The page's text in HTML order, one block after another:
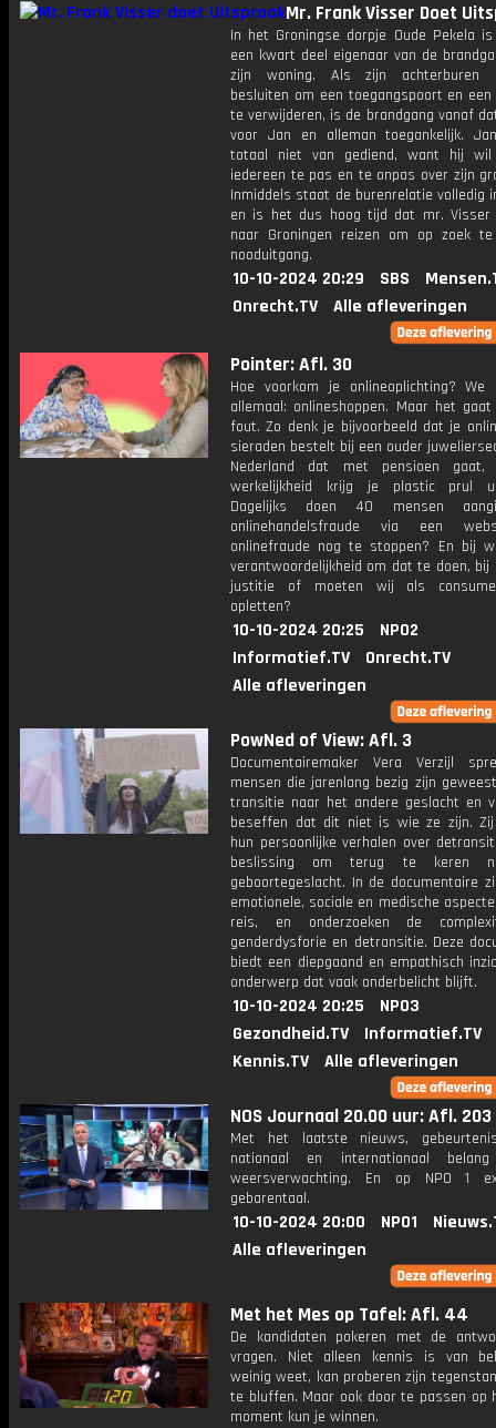
Mr. Frank Visser Doet
In het Groningse dorpje Oude Pekela
een kwart deel eigenaar van de
zijn woning. Als zijn achterburen
besluiten om een toegangspoort en
te verwijderen, is de brandgang vanaf
voor Jan en alleman toegankelijk.
totaal niet van gediend, want hij
iedereen te pas en te onpas over zijn
Inmiddels staat de burenrelatie volledig
en is het dus hoog tijd dat mr. Visser
naar Groningen reizen om op zoek
nooduitgang.
10-10-2024 20:29 SBS
Onrecht.TV
Alle afleveringen
Pointer: Afl. 30
Hoe voorkom je onlineoplichting? We
allemaal: onlineshoppen. Maar het
fout. Zo denk je bijvoorbeeld dat je
sieraden bestelt bij een ouder
Nederland dat met pensioen
werkelijkheid krijg je plastic prul
Dagelijks doen 40 mensen
onlinehandelsfraude via een
onlinefraude nog te stoppen? En bij
verantwoordelijkheid om dat te doen, bij
justitie of moeten wij als
opletten?
10-10-2024 20:25
NPO2
Informatief.TV
Onrecht.TV
Alle afleveringen
PowNed of View: Afl. 3
Documentairemaker Vera Verzijl
mensen die jarenlang bezig zijn
transitie naar het andere geslacht en
beseffen dat dit niet is wie ze zijn.
hun persoonlijke verhalen over
beslissing om terug te keren
geboortegeslacht. In de documentaire
emotionele, sociale en medische
reis, en onderzoeken de
genderdysforie en detransitie. Deze
biedt een diepgaand en empathisch
onderwerp dat vaak onderbelicht blijft.
10-10-2024 20:25
NPO3
Gezondheid.TV
Informatief.TV
Kennis.TV
Alle afleveringen
NOS Journaal 20.00 uur: Afl. 203
Met het laatste nieuws,
nationaal en internationaal
weersverwachting. En op NPO 1
gebarentaal.
10-10-2024 20:00 NPO1
Alle afleveringen
Met het Mes op Tafel: Afl. 44
De kandidaten pokeren met de
vragen. Niet alleen kennis is van
weinig weet, kan proberen zijn
te bluffen. Maar ook door te passen op
moment kun je winnen.